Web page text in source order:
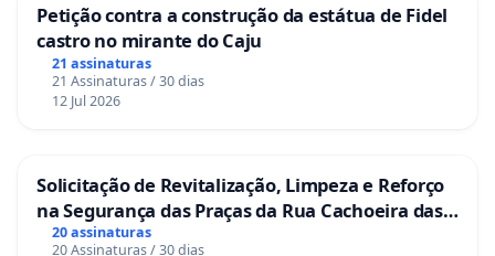
Petição contra a construção da estátua de Fidel
castro no mirante do Caju
21 assinaturas
21 Assinaturas / 30 dias
12 Jul 2026
Solicitação de Revitalização, Limpeza e Reforço
na Segurança das Praças da Rua Cachoeira das
Sete Ilhas
20 assinaturas
20 Assinaturas / 30 dias